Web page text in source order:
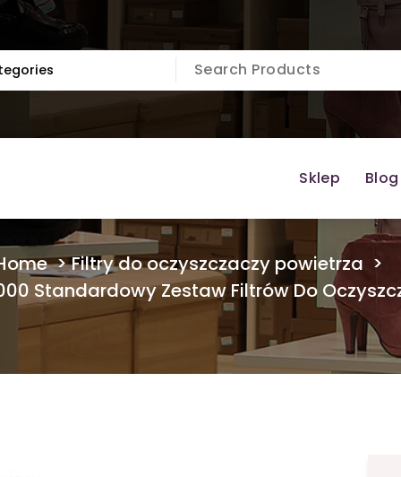
Sklep Blog
>Filtry do oczyszczaczy powietrza >
Standardowy Zestaw Filtrów Do